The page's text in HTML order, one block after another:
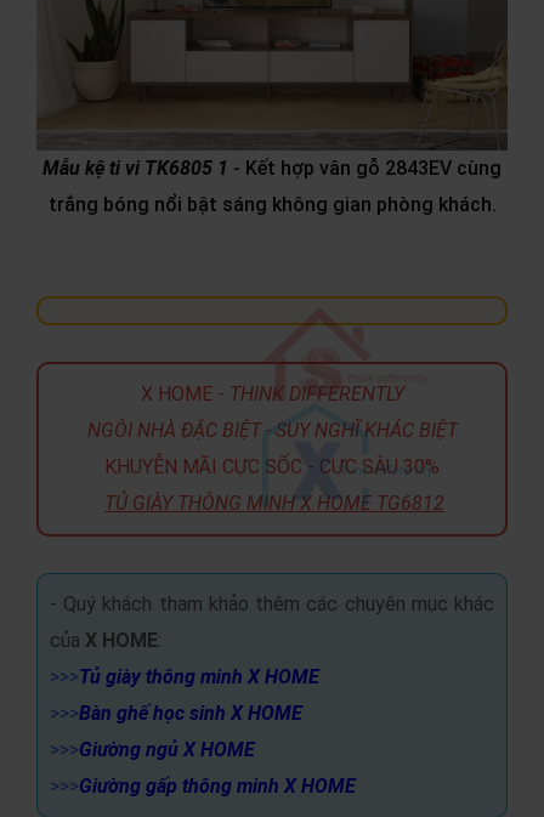
Mẫu kệ ti vi TK6805 1 - Kết hợp vân gỗ 2843EV cùng
trắng bóng nổi bật sáng không gian phòng khách.
X HOME - THINK DIFFERENTLY
NGÔI NHÀ ĐẶC BIỆT - SUY NGHĨ KHÁC BIỆT
KHUYỄN MÃI CỰC SỐC - CỰC SÂU 30%
TỦ GIÀY THÔNG MINH X HOME TG6812
- Quý khách tham khảo thêm các chuyên mục khác
của X HOME:
>>>Tủ giày thông minh X HOME
>>>Bàn ghế học sinh X HOME
>>>Giường ngủ X HOME
>>>Giường gấp thông minh X HOME